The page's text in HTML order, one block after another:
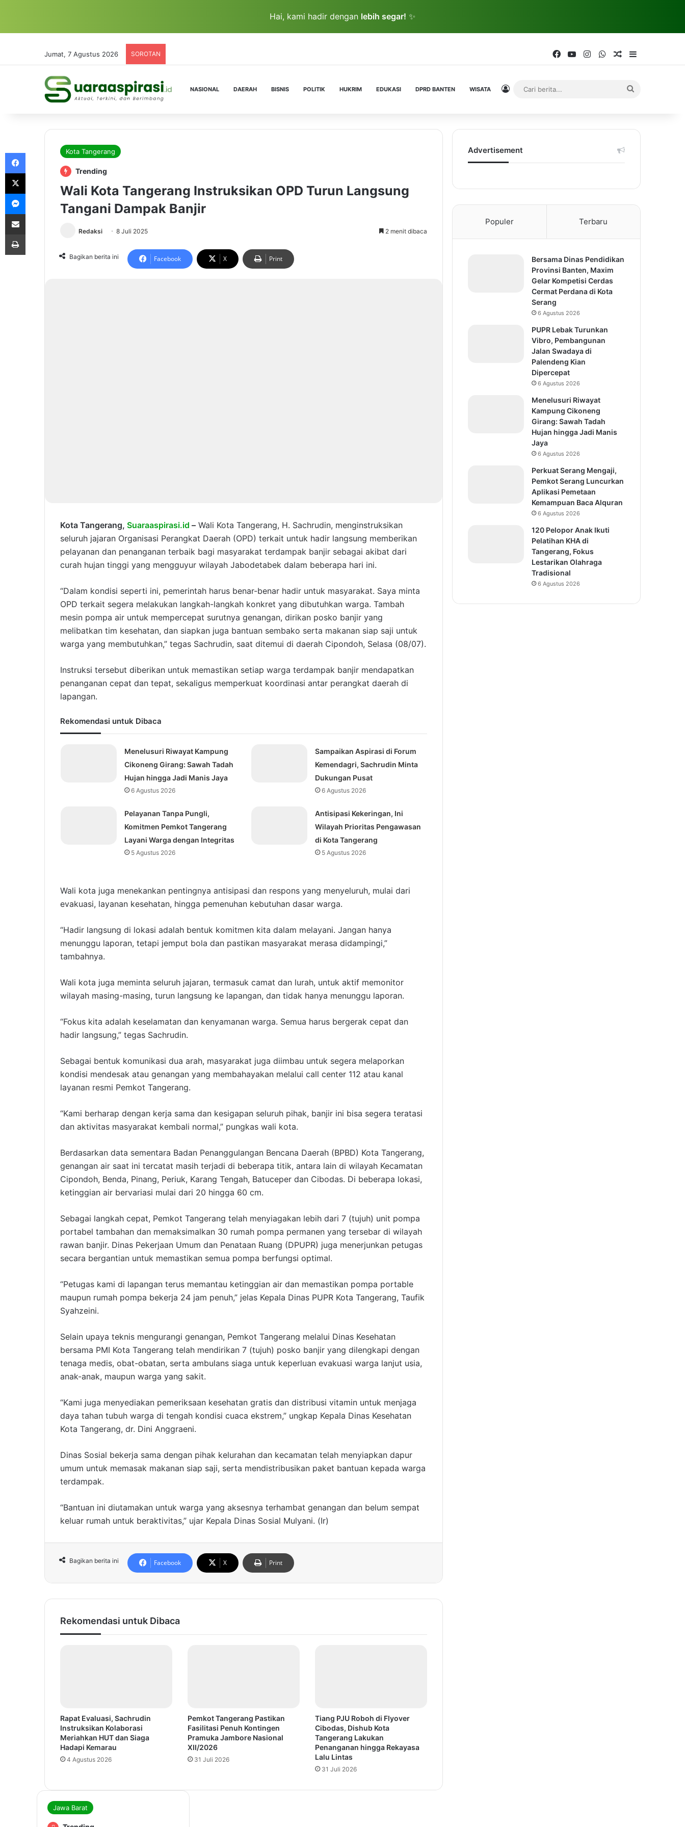
Hai, kami hadir dengan lebih segar! ✨
Jumat, 7 Agustus 2026 SOROTAN FacebookYouTubeInstagramWhatsAppRandom Article
NASIONAL DAERAH BISNIS POLITIK HUKRIM EDUKASI DPRD BANTEN WISATA Log In
Kota Tangerang
Trending
Wali Kota Tangerang Instruksikan OPD Turun Langsung
Tangani Dampak Banjir
Redaksi 8 Juli 2025 2 menit dibaca
Bagikan berita ini Facebook X Print
Kota Tangerang, Suaraaspirasi.id – Wali Kota Tangerang, H. Sachrudin, menginstruksikan
seluruh jajaran Organisasi Perangkat Daerah (OPD) terkait untuk hadir langsung memberikan
pelayanan dan penanganan terbaik bagi masyarakat terdampak banjir sebagai akibat dari
curah hujan tinggi yang mengguyur wilayah Jabodetabek dalam beberapa hari ini.
“Dalam kondisi seperti ini, pemerintah harus benar-benar hadir untuk masyarakat. Saya minta
OPD terkait segera melakukan langkah-langkah konkret yang dibutuhkan warga. Tambah
mesin pompa air untuk mempercepat surutnya genangan, dirikan posko banjir yang
melibatkan tim kesehatan, dan siapkan juga bantuan sembako serta makanan siap saji untuk
warga yang membutuhkan,” tegas Sachrudin, saat ditemui di daerah Cipondoh, Selasa (08/07).
Instruksi tersebut diberikan untuk memastikan setiap warga terdampak banjir mendapatkan
penanganan cepat dan tepat, sekaligus memperkuat koordinasi antar perangkat daerah di
lapangan.
Rekomendasi untuk Dibaca
Menelusuri Riwayat Kampung
Cikoneng Girang: Sawah Tadah
Hujan hingga Jadi Manis Jaya
6 Agustus 2026
Sampaikan Aspirasi di Forum
Kemendagri, Sachrudin Minta
Dukungan Pusat
6 Agustus 2026
Pelayanan Tanpa Pungli,
Komitmen Pemkot Tangerang
Layani Warga dengan Integritas
5 Agustus 2026
Antisipasi Kekeringan, Ini
Wilayah Prioritas Pengawasan
di Kota Tangerang
5 Agustus 2026
Wali kota juga menekankan pentingnya antisipasi dan respons yang menyeluruh, mulai dari
evakuasi, layanan kesehatan, hingga pemenuhan kebutuhan dasar warga.
“Hadir langsung di lokasi adalah bentuk komitmen kita dalam melayani. Jangan hanya
menunggu laporan, tetapi jemput bola dan pastikan masyarakat merasa didampingi,”
tambahnya.
Wali kota juga meminta seluruh jajaran, termasuk camat dan lurah, untuk aktif memonitor
wilayah masing-masing, turun langsung ke lapangan, dan tidak hanya menunggu laporan.
“Fokus kita adalah keselamatan dan kenyamanan warga. Semua harus bergerak cepat dan
hadir langsung,” tegas Sachrudin.
Sebagai bentuk komunikasi dua arah, masyarakat juga diimbau untuk segera melaporkan
kondisi mendesak atau genangan yang membahayakan melalui call center 112 atau kanal
layanan resmi Pemkot Tangerang.
“Kami berharap dengan kerja sama dan kesigapan seluruh pihak, banjir ini bisa segera teratasi
dan aktivitas masyarakat kembali normal,” pungkas wali kota.
Berdasarkan data sementara Badan Penanggulangan Bencana Daerah (BPBD) Kota Tangerang,
genangan air saat ini tercatat masih terjadi di beberapa titik, antara lain di wilayah Kecamatan
Cipondoh, Benda, Pinang, Periuk, Karang Tengah, Batuceper dan Cibodas. Di beberapa lokasi,
ketinggian air bervariasi mulai dari 20 hingga 60 cm.
Sebagai langkah cepat, Pemkot Tangerang telah menyiagakan lebih dari 7 (tujuh) unit pompa
portabel tambahan dan memaksimalkan 30 rumah pompa permanen yang tersebar di wilayah
rawan banjir. Dinas Pekerjaan Umum dan Penataan Ruang (DPUPR) juga menerjunkan petugas
secara bergantian untuk memastikan semua pompa berfungsi optimal.
“Petugas kami di lapangan terus memantau ketinggian air dan memastikan pompa portable
maupun rumah pompa bekerja 24 jam penuh,” jelas Kepala Dinas PUPR Kota Tangerang, Taufik
Syahzeini.
Selain upaya teknis mengurangi genangan, Pemkot Tangerang melalui Dinas Kesehatan
bersama PMI Kota Tangerang telah mendirikan 7 (tujuh) posko banjir yang dilengkapi dengan
tenaga medis, obat-obatan, serta ambulans siaga untuk keperluan evakuasi warga lanjut usia,
anak-anak, maupun warga yang sakit.
“Kami juga menyediakan pemeriksaan kesehatan gratis dan distribusi vitamin untuk menjaga
daya tahan tubuh warga di tengah kondisi cuaca ekstrem,” ungkap Kepala Dinas Kesehatan
Kota Tangerang, dr. Dini Anggraeni.
Dinas Sosial bekerja sama dengan pihak kelurahan dan kecamatan telah menyiapkan dapur
umum untuk memasak makanan siap saji, serta mendistribusikan paket bantuan kepada warga
terdampak.
“Bantuan ini diutamakan untuk warga yang aksesnya terhambat genangan dan belum sempat
keluar rumah untuk beraktivitas,” ujar Kepala Dinas Sosial Mulyani. (Ir)
Bagikan berita ini Facebook X Print
Rekomendasi untuk Dibaca
Rapat Evaluasi, Sachrudin
Instruksikan Kolaborasi
Meriahkan HUT dan Siaga
Hadapi Kemarau
4 Agustus 2026
Pemkot Tangerang Pastikan
Fasilitasi Penuh Kontingen
Pramuka Jambore Nasional
XII/2026
31 Juli 2026
Tiang PJU Roboh di Flyover
Cibodas, Dishub Kota
Tangerang Lakukan
Penanganan hingga Rekayasa
Lalu Lintas
31 Juli 2026
Advertisement
Populer Terbaru
Bersama Dinas Pendidikan
Provinsi Banten, Maxim
Gelar Kompetisi Cerdas
Cermat Perdana di Kota
Serang
6 Agustus 2026
PUPR Lebak Turunkan
Vibro, Pembangunan
Jalan Swadaya di
Palendeng Kian
Dipercepat
6 Agustus 2026
Menelusuri Riwayat
Kampung Cikoneng
Girang: Sawah Tadah
Hujan hingga Jadi Manis
Jaya
6 Agustus 2026
Perkuat Serang Mengaji,
Pemkot Serang Luncurkan
Aplikasi Pemetaan
Kemampuan Baca Alquran
6 Agustus 2026
120 Pelopor Anak Ikuti
Pelatihan KHA di
Tangerang, Fokus
Lestarikan Olahraga
Tradisional
6 Agustus 2026